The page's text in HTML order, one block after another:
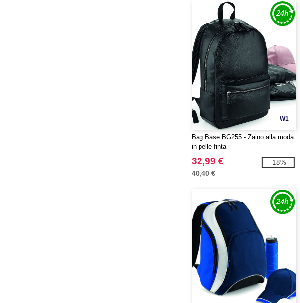
W1
Bag Base BG255 - Zaino alla moda
in pelle finta
32,99 €
40,40 €
-18%